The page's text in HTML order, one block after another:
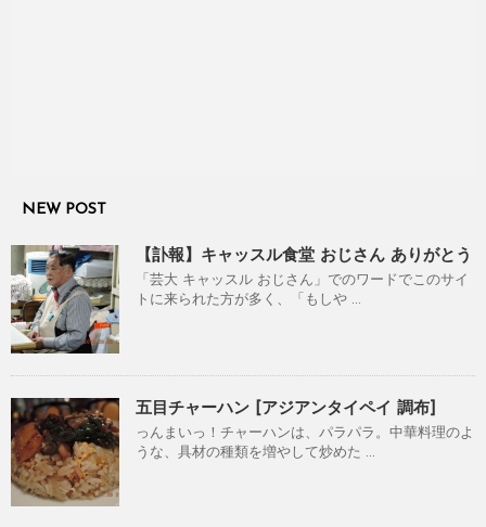
NEW POST
【訃報】キャッスル食堂 おじさん ありがとう
「芸大 キャッスル おじさん」でのワードでこのサイ
トに来られた方が多く、「もしや ...
五目チャーハン [アジアンタイペイ 調布]
っんまいっ！チャーハンは、パラパラ。中華料理のよ
うな、具材の種類を増やして炒めた ...